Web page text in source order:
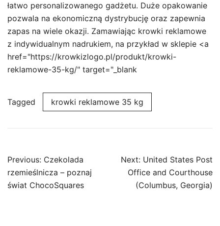
łatwo personalizowanego gadżetu. Duże opakowanie
pozwala na ekonomiczną dystrybucję oraz zapewnia
zapas na wiele okazji. Zamawiając krowki reklamowe
z indywidualnym nadrukiem, na przykład w sklepie <a
href="https://krowkizlogo.pl/produkt/krowki-
reklamowe-35-kg/" target="_blank
Tagged krowki reklamowe 35 kg
Post
navigation
Previous: Czekolada
rzemieślnicza – poznaj
świat ChocoSquares
Next: United States Post
Office and Courthouse
(Columbus, Georgia)